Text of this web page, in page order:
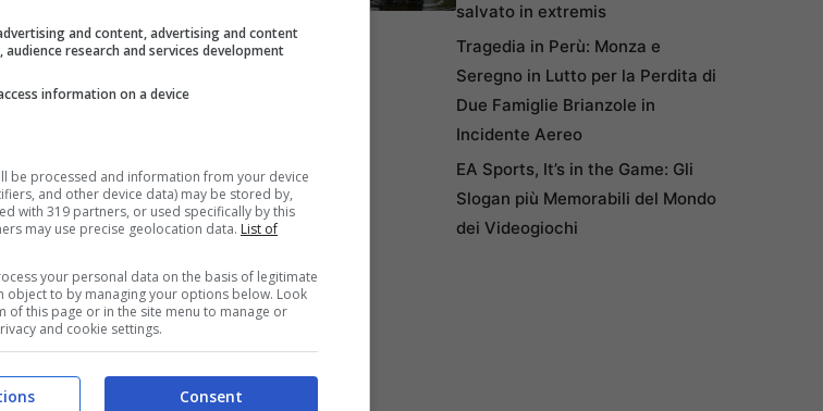
salvato in extremis
Tragedia in Perù: Monza e
Seregno in Lutto per la Perdita di
Due Famiglie Brianzole in
Incidente Aereo
EA Sports, It’s in the Game: Gli
Slogan più Memorabili del Mondo
dei Videogiochi
and content, advertising and content
audience research and services development
information on a device
be processed and information from your device
and other device data) may be stored by,
with 319 partners, or used specifically by this
may use precise geolocation data. List of
your personal data on the basis of legitimate
object to by managing your options below. Look
of this page or in the site menu to manage or
and cookie settings.
Consent